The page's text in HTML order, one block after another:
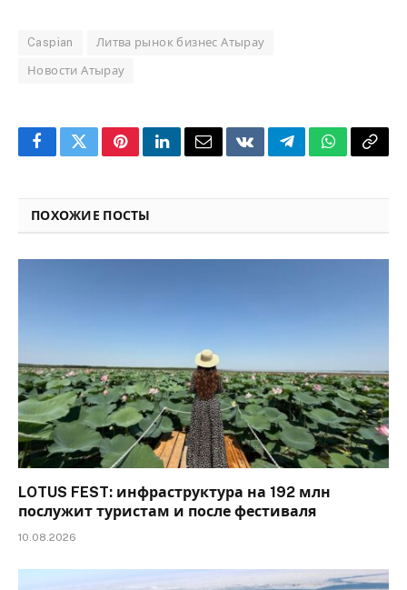
Caspian Литва рынок бизнес Атырау
Новости Атырау
FacebookTwitterPinterestLinkedInEmailVKontakteTelegramWhatsApp
Copy
ПОХОЖИЕ ПОСТЫ
LOTUS FEST: инфраструктура на 192 млн
послужит туристам и после фестиваля
10.08.2026